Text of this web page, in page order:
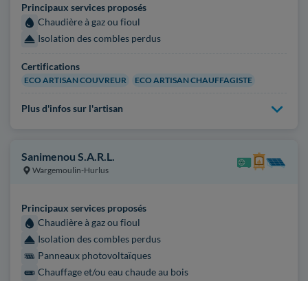
Principaux services proposés
Chaudière à gaz ou fioul
Isolation des combles perdus
Certifications
ECO ARTISAN COUVREUR ECO ARTISAN CHAUFFAGISTE
Plus d'infos sur l'artisan
Sanimenou S.A.R.L.
Wargemoulin-Hurlus
Principaux services proposés
Chaudière à gaz ou fioul
Isolation des combles perdus
Panneaux photovoltaïques
Chauffage et/ou eau chaude au bois